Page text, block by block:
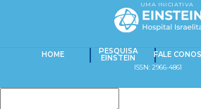
HOME PESQUISA
EINSTEIN FALE
ISSN: 2966-4861
UMA INICIATIVA